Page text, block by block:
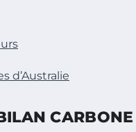
d’Australie
CARBONE